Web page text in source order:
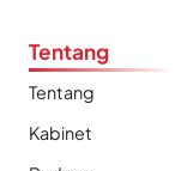
Tentang
Tentang
Kabinet